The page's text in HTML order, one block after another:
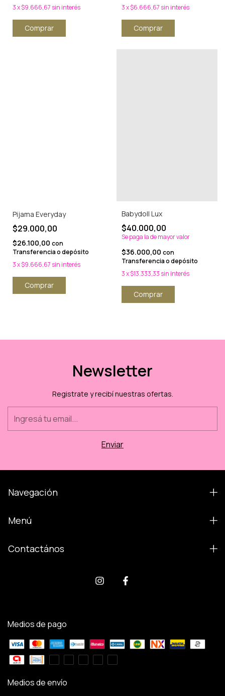
3x$9.666,67 sin interés
Comprar
3x$6.666,67 sin interés
Comprar
Pijama Everyday
$29.000,00
$26.100,00 con
Transferencia o depósito
3x$9.666,67 sin interés
Comprar
Babydoll Lux
$40.000,00
Se paga la de mayor valor
$36.000,00 con
Transferencia o depósito
3x$13.333,33 sin interés
Comprar
Newsletter
Registrate y recibí nuestras ofertas.
Navegación
Menú
Contactános
Medios de pago
Medios de envío